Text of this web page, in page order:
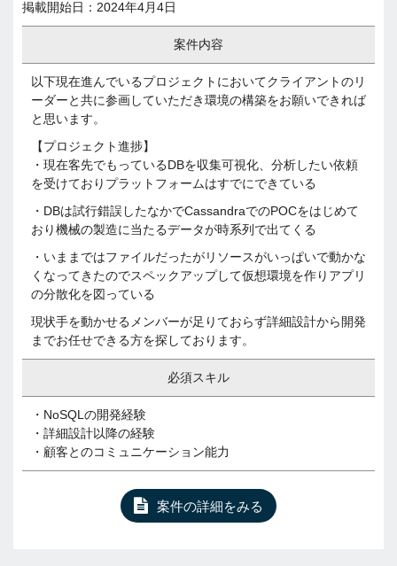
掲載開始日：2024年4月4日
案件内容
以下現在進んでいるプロジェクトにおいてクライアントのリ
ーダーと共に参画していただき環境の構築をお願いできれば
と思います。
【プロジェクト進捗】
・現在客先でもっているDBを収集可視化、分析したい依頼
を受けておりプラットフォームはすでにできている
・DBは試行錯誤したなかでCassandraでのPOCをはじめて
おり機械の製造に当たるデータが時系列で出てくる
・いままではファイルだったがリソースがいっぱいで動かな
くなってきたのでスペックアップして仮想環境を作りアプリ
の分散化を図っている
現状手を動かせるメンバーが足りておらず詳細設計から開発
までお任せできる方を探しております。
必須スキル
・NoSQLの開発経験
・詳細設計以降の経験
・顧客とのコミュニケーション能力
案件の詳細をみる